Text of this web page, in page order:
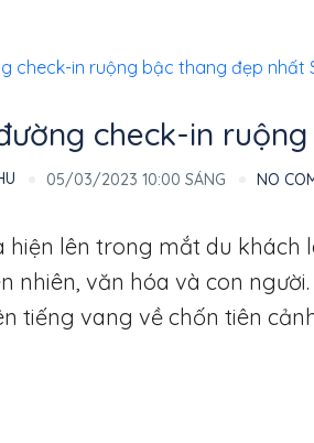
check-in
05/03/2023 10:00 SÁNG NO
hiện lên trong mắt du
nhiên, văn hóa và con
tiếng vang về chốn tiên